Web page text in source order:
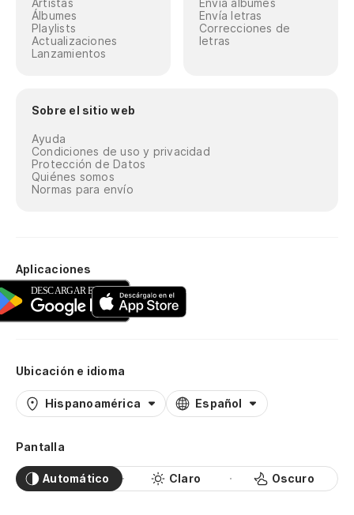
Artistas
Álbumes
Playlists
Actualizaciones
Lanzamientos
Envía álbumes
Envía letras
Correcciones de
letras
Sobre el sitio web
Ayuda
Condiciones de uso y privacidad
Protección de Datos
Quiénes somos
Normas para envío
Aplicaciones
Ubicación e idioma
Hispanoamérica Español
Pantalla
Automático Claro Oscuro